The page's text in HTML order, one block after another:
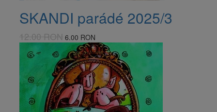
SKANDI parádé 2025/3
12.00 RON 6.00 RON